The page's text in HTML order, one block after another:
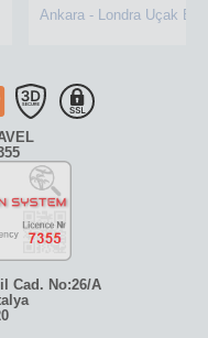
Ankara - Londra Uçak
Cad. No:26/A